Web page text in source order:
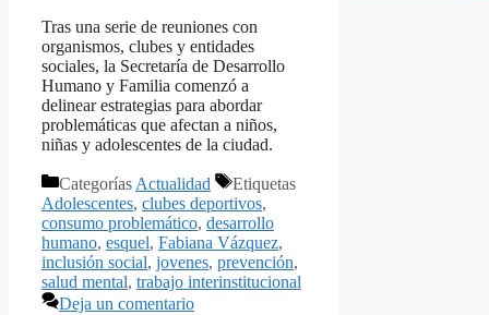
Tras una serie de reuniones con
organismos, clubes y entidades
sociales, la Secretaría de Desarrollo
Humano y Familia comenzó a
delinear estrategias para abordar
problemáticas que afectan a niños,
niñas y adolescentes de la ciudad.
Categorías Actualidad
Etiquetas
Adolescentes, clubes deportivos,
consumo problemático, desarrollo
humano, esquel, Fabiana Vázquez,
inclusión social, jovenes, prevención,
salud mental, trabajo interinstitucional
Deja un comentario